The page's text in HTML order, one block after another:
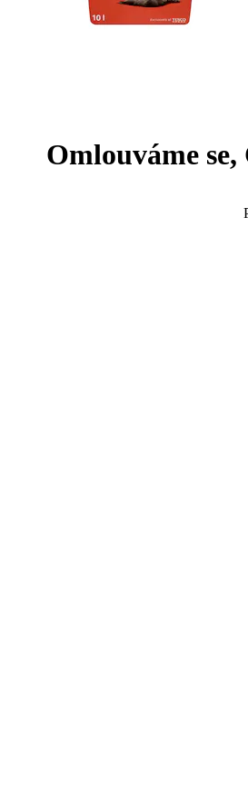
Omlouváme